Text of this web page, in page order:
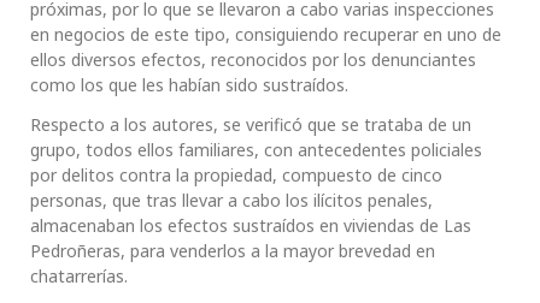
próximas, por lo que se llevaron a cabo varias inspecciones
en negocios de este tipo, consiguiendo recuperar en uno de
ellos diversos efectos, reconocidos por los denunciantes
como los que les habían sido sustraídos.
Respecto a los autores, se verificó que se trataba de un
grupo, todos ellos familiares, con antecedentes policiales
por delitos contra la propiedad, compuesto de cinco
personas, que tras llevar a cabo los ilícitos penales,
almacenaban los efectos sustraídos en viviendas de Las
Pedroñeras, para venderlos a la mayor brevedad en
chatarrerías.